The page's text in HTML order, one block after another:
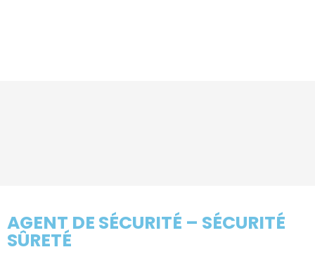
AGENT DE SÉCURITÉ – SÉCURITÉ
SÛRETÉ